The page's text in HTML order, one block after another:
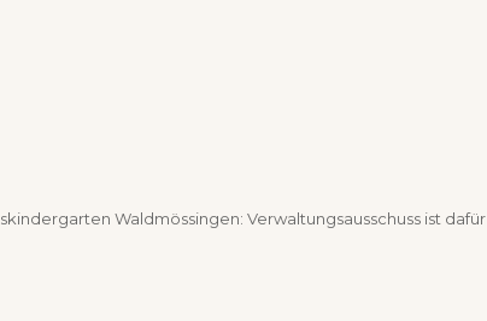
Waldmössingen: Verwaltungsausschuss ist dafür